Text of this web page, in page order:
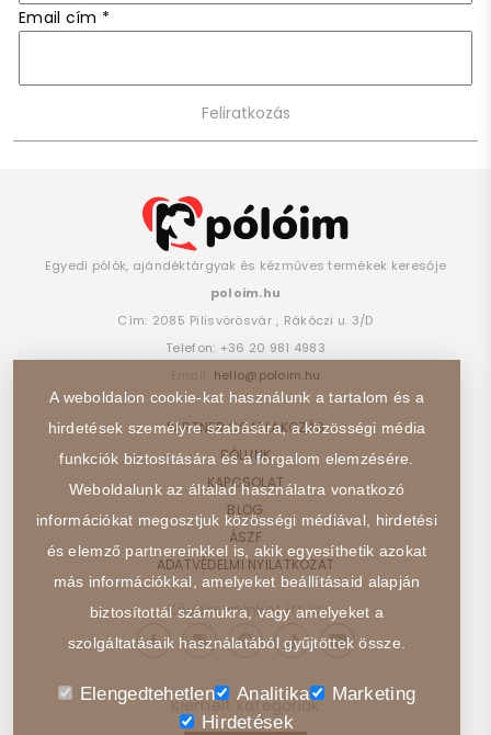
Email cím *
Egyedi pólók, ajándéktárgyak és kézműves termékek keresője
poloim.hu
Cím: 2085 Pilisvörösvár , Rákóczi u. 3/D
Telefon: +36 20 981 4983
hello@poloim.hu
PARTNER CSATLAKOZÁS
RÓLUNK
KAPCSOLAT
BLOG
ÁSZF
ADATVÉDELMI NYILATKOZAT
Kövess minket itt is:
Kiemelt kategóriák
A weboldalon cookie-kat használunk a tartalom és a
hirdetések személyre szabására, a közösségi média
funkciók biztosítására és a forgalom elemzésére.
Weboldalunk az általad használatra vonatkozó
információkat megosztjuk közösségi médiával, hirdetési
és elemző partnereinkkel is, akik egyesíthetik azokat
más információkkal, amelyeket beállításaid alapján
biztosítottál számukra, vagy amelyeket a
szolgáltatásaik használatából gyűjtöttek össze.
Elengedtehetlen Analitika
Marketing
Hirdetések